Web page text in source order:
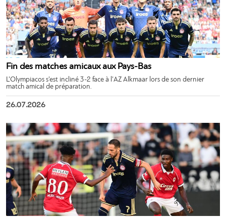
Fin des matches amicaux aux Pays-Bas
L’Olympiacos s’est incliné 3-2 face à l’AZ Alkmaar lors de son dernier
match amical de préparation.
26.07.2026